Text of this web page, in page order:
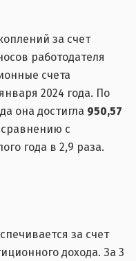
за счет
работодателя
счета
2024 года. По
она достигла 950,57
с
года в 2,9 раза.
за счет
дохода. За 3